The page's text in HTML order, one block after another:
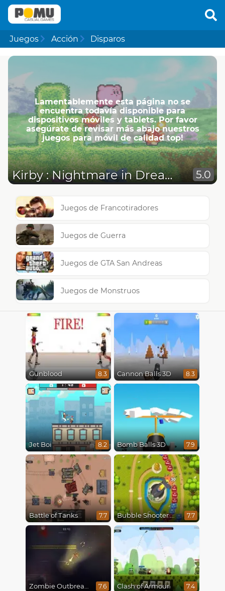
Juegos Acción Disparos
Lamentablemente esta página no se
encuentra todavía disponible para
dispositivos móviles y tablets. Por favor
asegúrate de revisar más abajo nuestros
juegos para móvil de calidad top!
Kirby : Nightmare in Dreamland 5.0
Juegos de Francotiradores
Juegos de Guerra
Juegos de GTA San Andreas
Juegos de Monstruos
Gunblood 8.3 Cannon Balls 3D 8.3
Jet Boi 8.2 Bomb Balls 3D 7.9
Battle of Tanks 7.7 Bubble Shooter Online 7.7
Zombie Outbreak Arena 7.6 Clash of Armour 7.4